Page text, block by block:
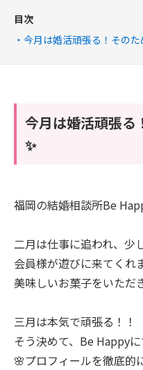
目次
今月は婚活頑張る！そのた
今月は婚活頑張る
✨
福岡の結婚相談所Be
二月は仕事に追われ、少
会員様が遊びに来てくれ
美味しいお菓子をいただ
三月は本気で頑張る！！
そう決めて、Be Happy
🌸プロフィールを徹底的